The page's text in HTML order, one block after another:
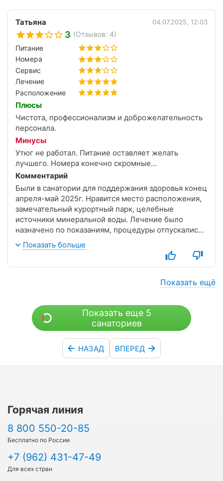
улыбками. Не совсем повезло нам с погодой, но это
явление природы и его нам не изменить. Но, как
поется в песне -" у природы нет плохой погоды... ".
По итогам своего пребывания здесь я могу
порекомендовать данный санаторий)))
Татьяна 04.07.2025, 12:03
3 (Отзывов: 4)
Питание
Номера
Сервис
Лечение
Расположение
Плюсы
Чистота, профессионализм и доброжелательность
персонала.
Минусы
Утюг не работал. Питание оставляет желать
лучшего. Номера конечно скромные...
Комментарий
Были в санатории для поддержания здоровья конец
апреля-май 2025г. Нравится место расположения,
замечательный курортный парк, целебные
источники минеральной воды. Лечение было
назначено по показаниям, процедуры отпускались
четко, оперативно, очередей практически не было.
Отношение медперсонала в лечебном корпусе
вежливое, доброжелательное. Особенно хочется
Наталью Николаевну, ее приветливость,
ваннах Бабякину Наталью Викторовну. С погодой не
повезло, но с ней в этом году везде так.
Показать больше
Показать ещё
Показать еще 5
санаториев
НАЗАД ВПЕРЕД
Горячая линия
8 800 550-20-85
Бесплатно по России
+7 (962) 431-47-49
Для всех стран